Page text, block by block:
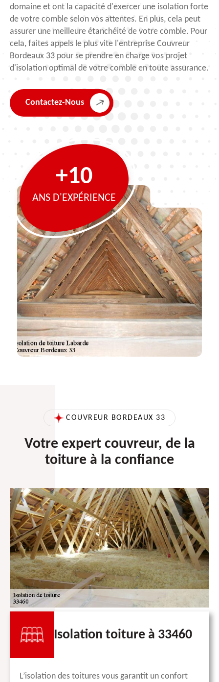
domaine et ont la capacité d'exercer une isolation forte
de votre comble selon vos attentes. En plus, cela peut
assurer une meilleure étanchéité de votre comble. Pour
cela, faites appels le plus vite l'entreprise Couvreur
Bordeaux 33 pour se prendre en charge vos projet
d'isolation optimal de votre comble en toute assurance.
Contactez-Nous
+10
ANS D'EXPÉRIENCE
COUVREUR BORDEAUX 33
Votre expert couvreur, de la
toiture à la confiance
Isolation toiture à 33460
L’isolation des toitures vous garantit un confort